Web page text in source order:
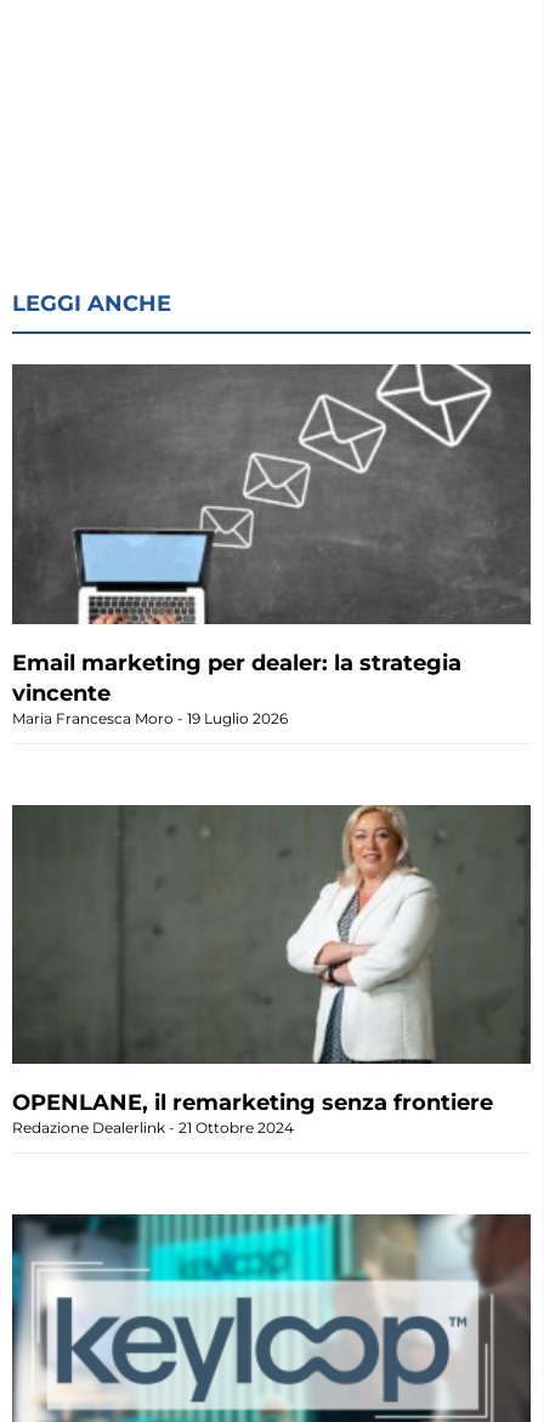
LEGGI ANCHE
Email marketing per dealer: la strategia
vincente
Maria Francesca Moro 19 Luglio 2026
OPENLANE, il remarketing senza frontiere
Redazione Dealerlink 21 Ottobre 2024